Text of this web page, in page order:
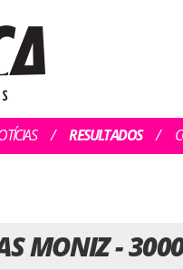
RESULTADOS
MONIZ -